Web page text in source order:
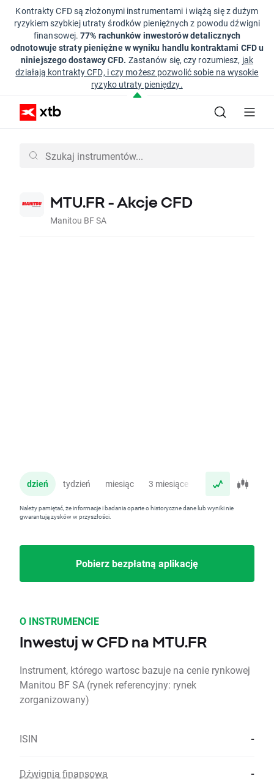
Kontrakty CFD są złożonymi instrumentami i wiążą się z dużym
ryzykiem szybkiej utraty środków pieniężnych z powodu dźwigni
finansowej.77% rachunków inwestorów detalicznych
odnotowuje straty pieniężne w wyniku handlu kontraktami CFD u
niniejszego dostawcy CFD. Zastanów się, czy rozumiesz, jak
działają kontrakty CFD, i czy możesz pozwolić sobie na wysokie
ryzyko utraty pieniędzy.
MTU.FR - Akcje CFD
Manitou BF SA
dzień tydzień miesiąc 3 miesiące rok
Należy pamiętać, że informacje i badania oparte o historyczne dane lub wyniki nie
gwarantują zysków w przyszłości.
Pobierz bezpłatną aplikację
O INSTRUMENCIE
Inwestuj w CFD na MTU.FR
Instrument, którego wartosc bazuje na cenie rynkowej
Manitou BF SA (rynek referencyjny: rynek
zorganizowany)
ISIN -
Dźwignia finansowa -